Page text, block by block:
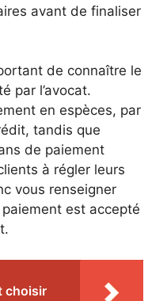
avant de finaliser
de connaître le
par l’avocat.
en espèces, par
tandis que
de paiement
à régler leurs
vous renseigner
est accepté
choisir